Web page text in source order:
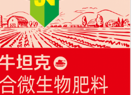
能直接被作物的根和叶吸收利用。
料，其营养元素相对全面，根据不
应的肥料配方不同，市场销售蔬
、棉花、油等作物专用水溶性肥
直接冲施，要采取二次稀释法。由
般的复合肥料，所以农民就不能够
施肥不均匀，出现烧苗伤根，苗小
保证冲肥均匀，提高肥料利用率。
溶肥比一般复合肥养分含量高，用